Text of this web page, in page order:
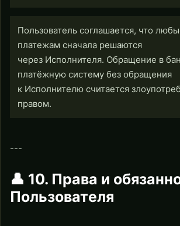
Пользователь соглашается, что
платежам сначала решаются
через Исполнителя. Обращение в
платёжную систему без обращения
к Исполнителю считается
правом.
---
👤 10. Права и
Пользователя